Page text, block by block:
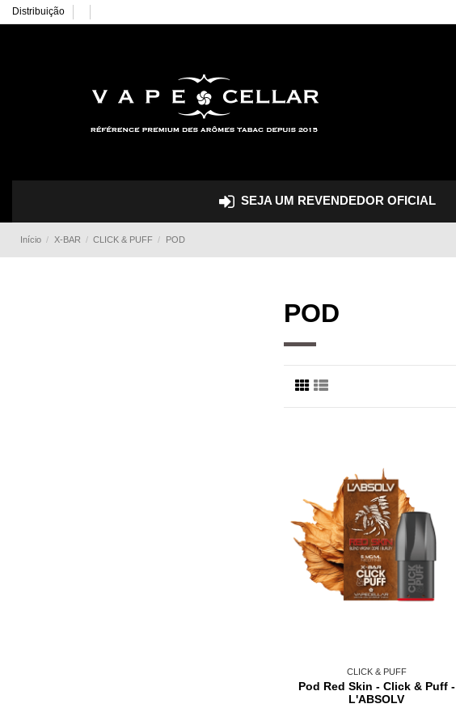
Distribuição
SEJA UM REVENDEDOR OFICIAL
Início X-BAR CLICK & PUFF POD
POD
CLICK & PUFF
Pod Red Skin - Click & Puff -
L'ABSOLV